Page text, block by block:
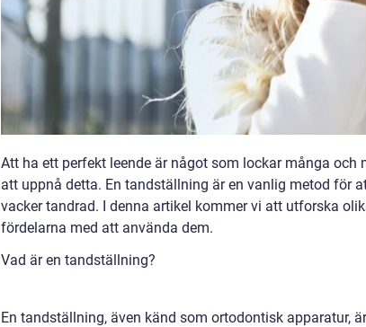
Att ha ett perfekt leende är något som lockar många och
att uppnå detta. En tandställning är en vanlig metod för
vacker tandrad. I denna artikel kommer vi att utforska
fördelarna med att använda dem.
Vad är en tandställning?
En tandställning, även känd som ortodontisk apparatur,